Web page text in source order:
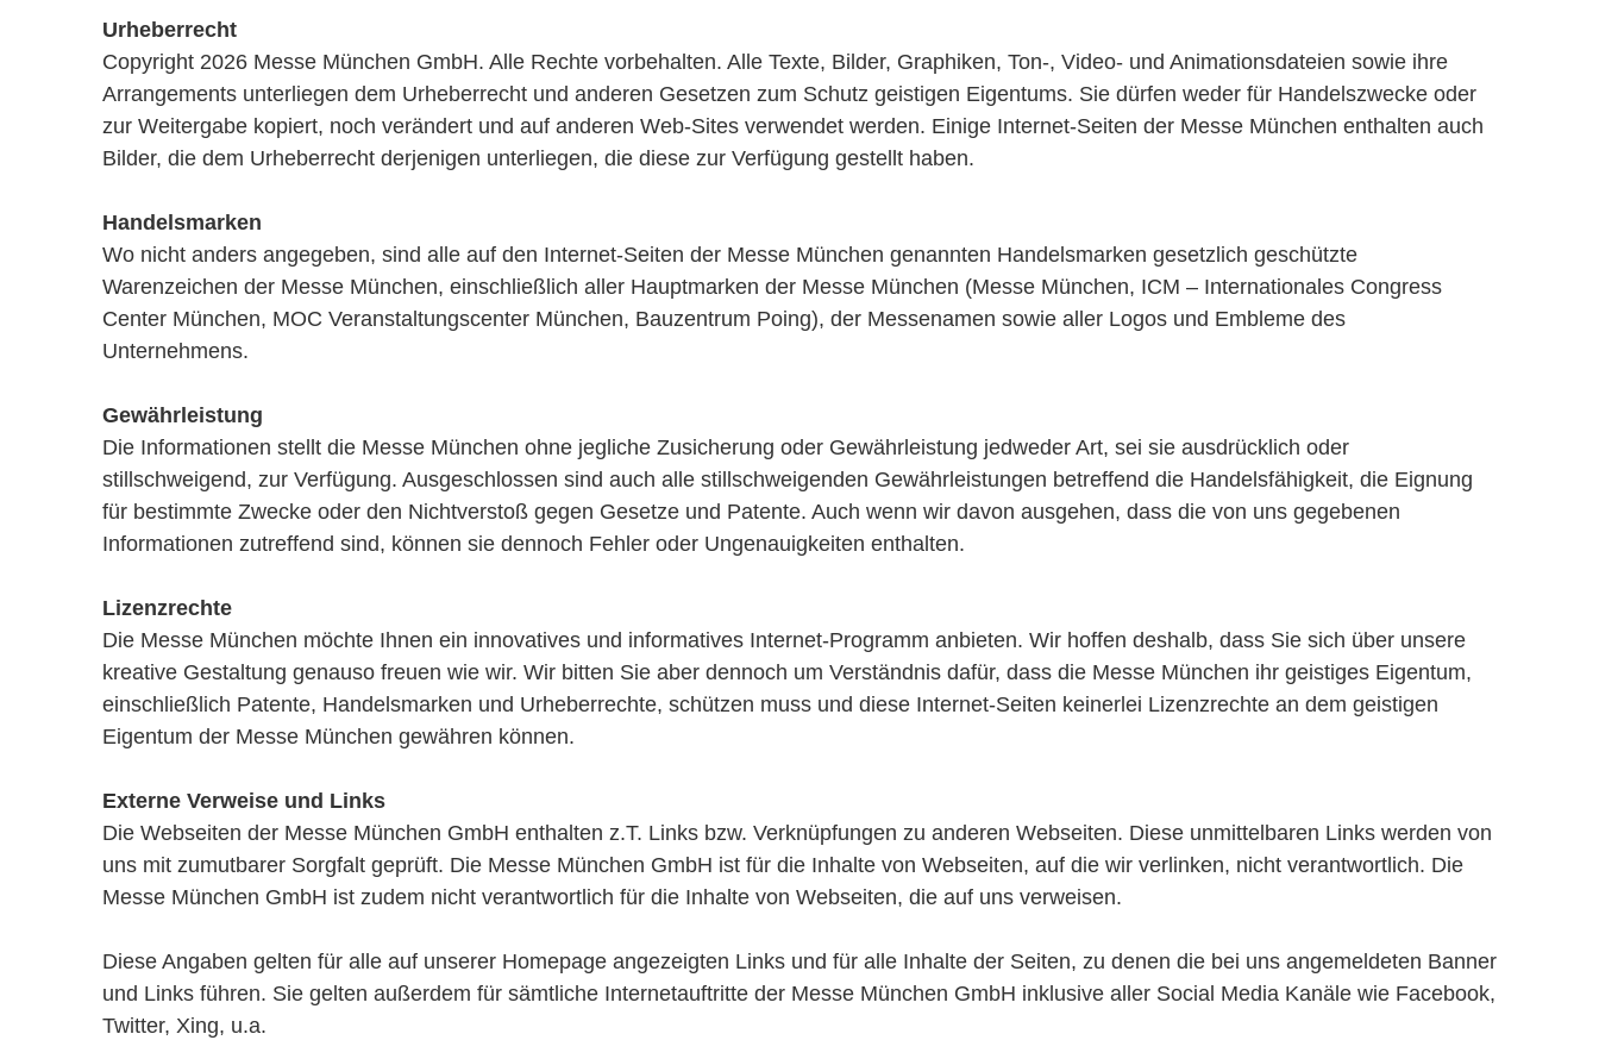
Urheberrecht
Copyright 2026 Messe München GmbH. Alle Rechte vorbehalten. Alle Texte, Bilder, Graphiken, Ton-, Video- und Animationsdateien sowie ihre
Arrangements unterliegen dem Urheberrecht und anderen Gesetzen zum Schutz geistigen Eigentums. Sie dürfen weder für Handelszwecke oder
zur Weitergabe kopiert, noch verändert und auf anderen Web-Sites verwendet werden. Einige Internet-Seiten der Messe München enthalten auch
Bilder, die dem Urheberrecht derjenigen unterliegen, die diese zur Verfügung gestellt haben.
Handelsmarken
Wo nicht anders angegeben, sind alle auf den Internet-Seiten der Messe München genannten Handelsmarken gesetzlich geschützte
Warenzeichen der Messe München, einschließlich aller Hauptmarken der Messe München (Messe München, ICM – Internationales Congress
Center München, MOC Veranstaltungscenter München, Bauzentrum Poing), der Messenamen sowie aller Logos und Embleme des
Unternehmens.
Gewährleistung
Die Informationen stellt die Messe München ohne jegliche Zusicherung oder Gewährleistung jedweder Art, sei sie ausdrücklich oder
stillschweigend, zur Verfügung. Ausgeschlossen sind auch alle stillschweigenden Gewährleistungen betreffend die Handelsfähigkeit, die Eignung
für bestimmte Zwecke oder den Nichtverstoß gegen Gesetze und Patente. Auch wenn wir davon ausgehen, dass die von uns gegebenen
Informationen zutreffend sind, können sie dennoch Fehler oder Ungenauigkeiten enthalten.
Lizenzrechte
Die Messe München möchte Ihnen ein innovatives und informatives Internet-Programm anbieten. Wir hoffen deshalb, dass Sie sich über unsere
kreative Gestaltung genauso freuen wie wir. Wir bitten Sie aber dennoch um Verständnis dafür, dass die Messe München ihr geistiges Eigentum,
einschließlich Patente, Handelsmarken und Urheberrechte, schützen muss und diese Internet-Seiten keinerlei Lizenzrechte an dem geistigen
Eigentum der Messe München gewähren können.
Externe Verweise und Links
Die Webseiten der Messe München GmbH enthalten z.T. Links bzw. Verknüpfungen zu anderen Webseiten. Diese unmittelbaren Links werden von
uns mit zumutbarer Sorgfalt geprüft. Die Messe München GmbH ist für die Inhalte von Webseiten, auf die wir verlinken, nicht verantwortlich. Die
Messe München GmbH ist zudem nicht verantwortlich für die Inhalte von Webseiten, die auf uns verweisen.
Diese Angaben gelten für alle auf unserer Homepage angezeigten Links und für alle Inhalte der Seiten, zu denen die bei uns angemeldeten Banner
und Links führen. Sie gelten außerdem für sämtliche Internetauftritte der Messe München GmbH inklusive aller Social Media Kanäle wie Facebook,
Twitter, Xing, u.a.